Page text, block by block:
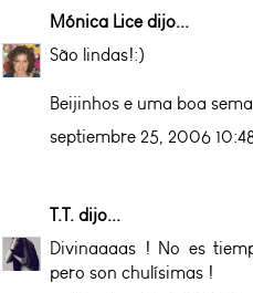
Mónica Licedijo...
São lindas!:)
Beijinhos e uma boa
septiembre 25, 2006
T.T. dijo...
Divinaaaas ! No es
pero son chulísimas !